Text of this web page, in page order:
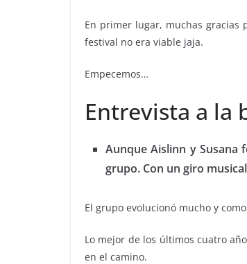
En primer lugar, muchas gracias
festival no era viable jaja.
Empecemos…
Entrevista a la
Aunque Aislinn y Susana
grupo. Con un giro
El grupo evolucionó mucho y
Lo mejor de los últimos cuatro
en el camino.